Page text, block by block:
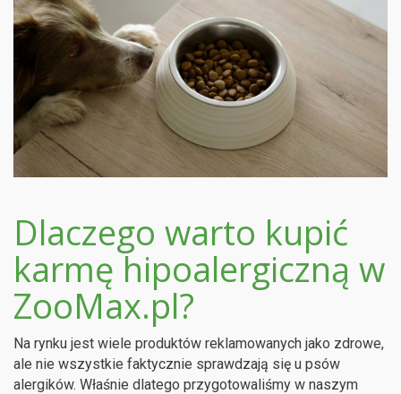
Dlaczego warto kupić
karmę hipoalergiczną w
ZooMax.pl?
Na rynku jest wiele produktów reklamowanych jako zdrowe,
ale nie wszystkie faktycznie sprawdzają się u psów
alergików. Właśnie dlatego przygotowaliśmy w naszym